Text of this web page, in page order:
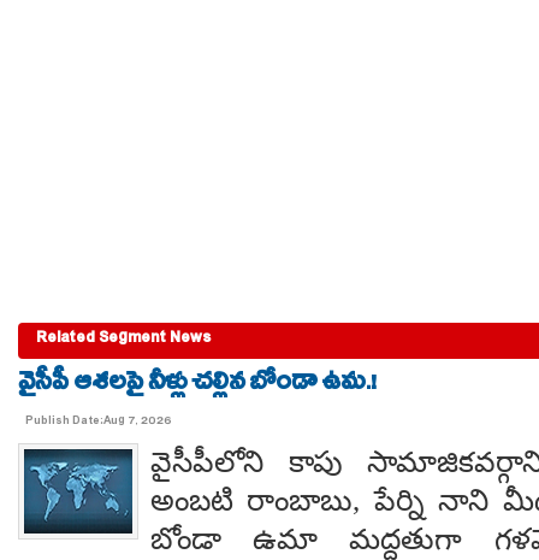
Related Segment News
వైసీపీ ఆశలపై నీళ్లు చల్లిన బోండా ఉమ.!
Publish Date:Aug 7, 2026
వైసీపీలోని కాపు
అంబటి రాంబాబు, పేర్ని నాని
బోండా ఉమా మద్దతుగా